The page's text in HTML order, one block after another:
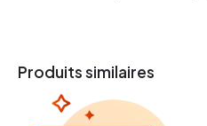
Produits similaires